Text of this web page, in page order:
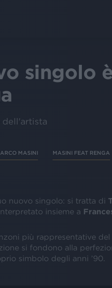
singolo
dell'artista
MASINI MASINI FEAT RENGA
nuovo singolo: si tratta di
insieme a
più rappresentative
si fondono alla
simbolo degli anni ’90.